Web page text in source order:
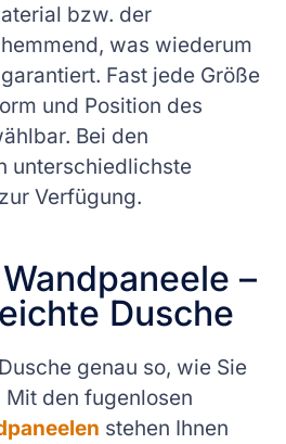
bzw. der
was wiederum
garantiert. Fast jede Größe
und Position des
Bei den
unterschiedlichste
Verfügung.
–
Dusche
genau so, wie Sie
den fugenlosen
stehen Ihnen